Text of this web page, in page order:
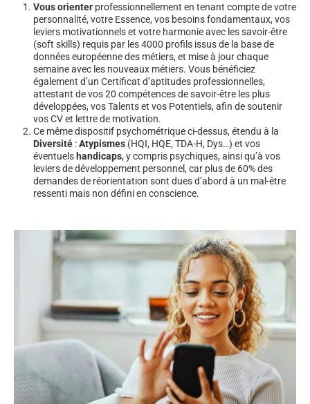
Vous orienter professionnellement en tenant compte de votre
personnalité, votre Essence, vos besoins fondamentaux, vos
leviers motivationnels et votre harmonie avec les savoir-être
(soft skills) requis par les 4000 profils issus de la base de
données européenne des métiers, et mise à jour chaque
semaine avec les nouveaux métiers. Vous bénéficiez
également d’un Certificat d’aptitudes professionnelles,
attestant de vos 20 compétences de savoir-être les plus
développées, vos Talents et vos Potentiels, afin de soutenir
vos CV et lettre de motivation.
Ce même dispositif psychométrique ci-dessus, étendu à la
Diversité :Atypismes (HQI, HQE, TDA-H, Dys…) et vos
éventuels handicaps, y compris psychiques, ainsi qu’à vos
leviers de développement personnel, car plus de 60% des
demandes de réorientation sont dues d’abord à un mal-être
ressenti mais non défini en conscience.